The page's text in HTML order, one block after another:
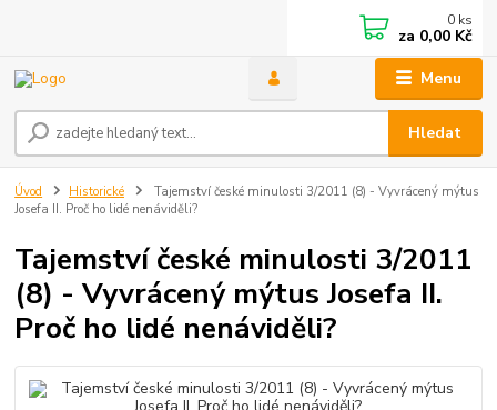
Menu
Hledat
0 ks
za 0,00 Kč
Úvod Historické
Tajemství české minulosti 3/2011 (8) - Vyvrácený mýtus
Josefa II. Proč ho lidé nenáviděli?
Tajemství české minulosti 3/2011
(8) - Vyvrácený mýtus Josefa II.
Proč ho lidé nenáviděli?